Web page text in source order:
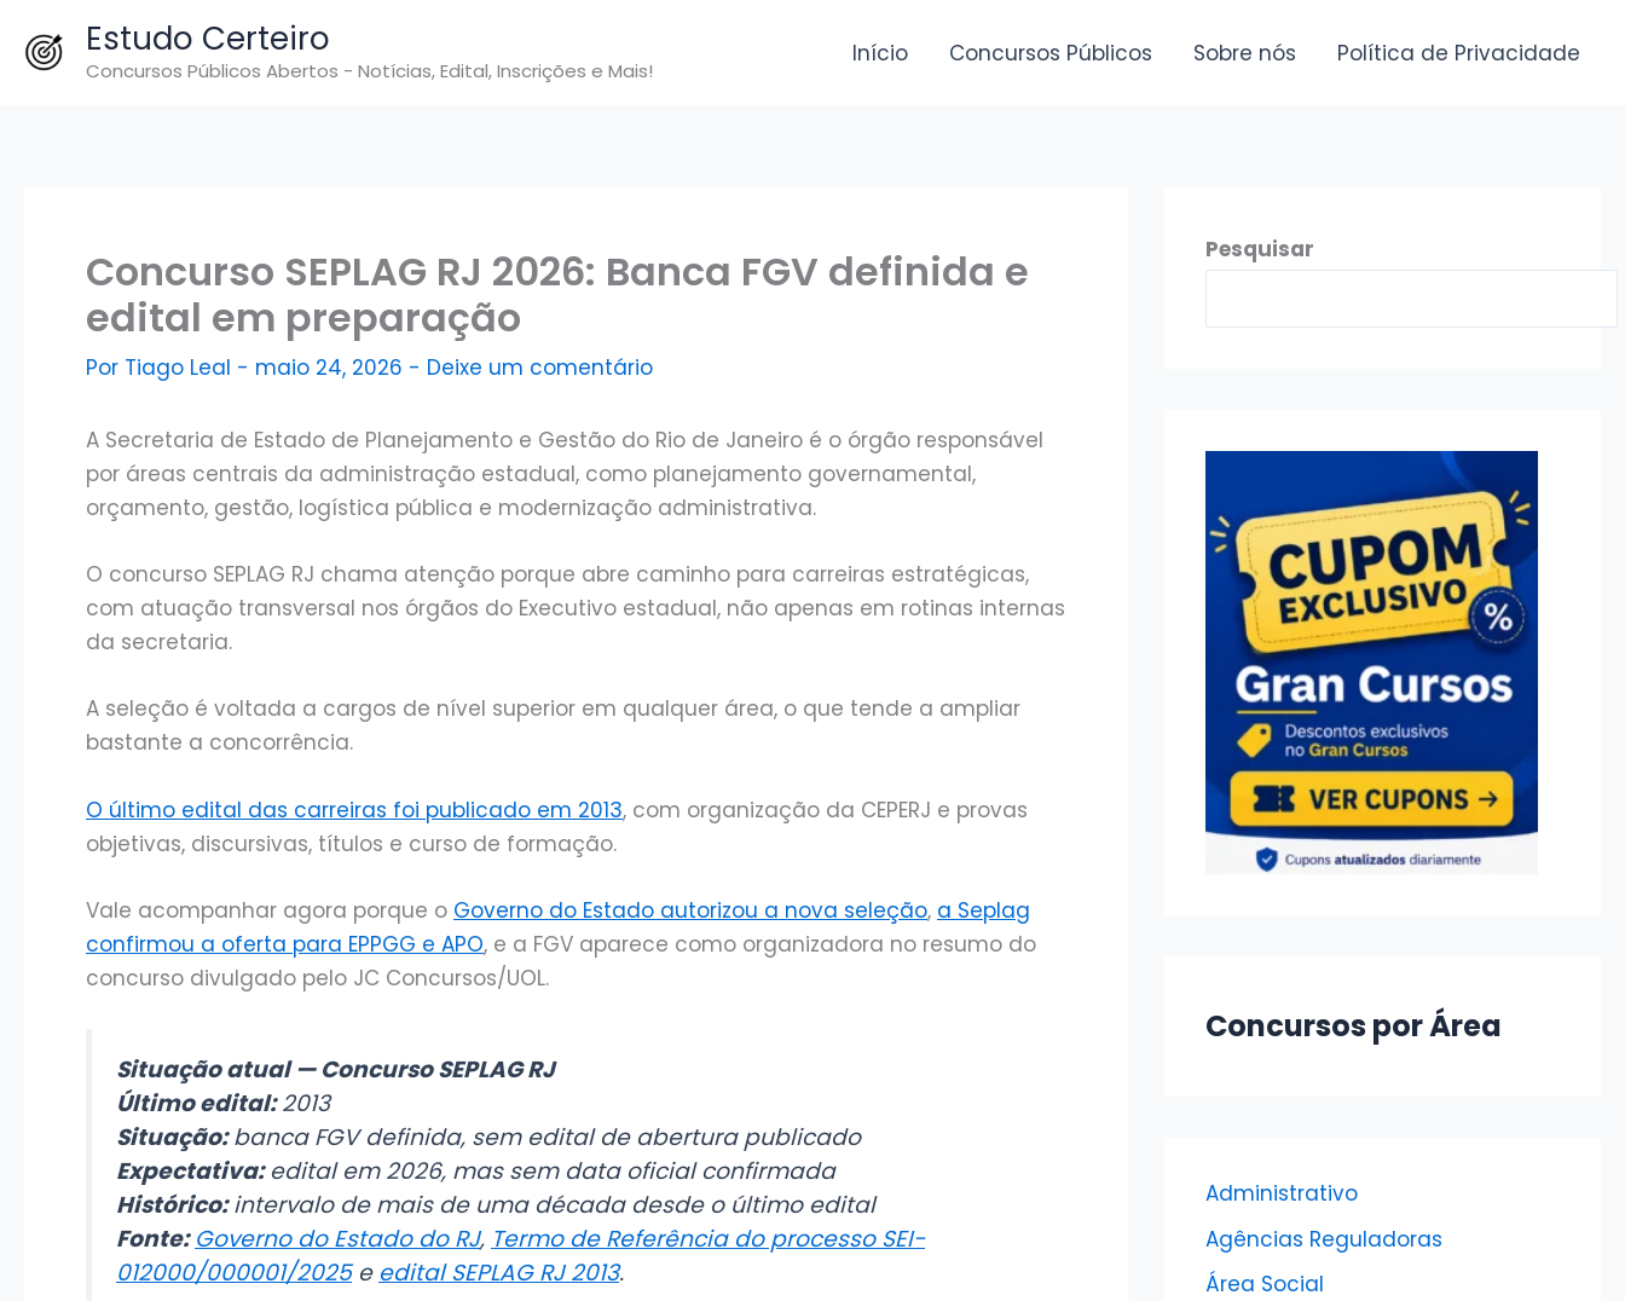
para
Estudo Certeiro
Concursos Públicos Abertos - Notícias, Edital, Inscrições e Mais!
Início Concursos Públicos Sobre nós Política de Privacidade
Concurso SEPLAG RJ 2026: Banca FGV definida e
edital em preparação
Por Tiago Leal - maio 24, 2026 - Deixe um comentário
A Secretaria de Estado de Planejamento e Gestão do Rio de Janeiro é o órgão responsável
por áreas centrais da administração estadual, como planejamento governamental,
orçamento, gestão, logística pública e modernização administrativa.
O concurso SEPLAG RJ chama atenção porque abre caminho para carreiras estratégicas,
com atuação transversal nos órgãos do Executivo estadual, não apenas em rotinas internas
da secretaria.
A seleção é voltada a cargos de nível superior em qualquer área, o que tende a ampliar
bastante a concorrência.
O último edital das carreiras foi publicado em 2013, com organização da CEPERJ e provas
objetivas, discursivas, títulos e curso de formação.
Vale acompanhar agora porque o Governo do Estado autorizou a nova seleção, a Seplag
confirmou a oferta para EPPGG e APO, e a FGV aparece como organizadora no resumo do
concurso divulgado pelo JC Concursos/UOL.
Situação atual — Concurso SEPLAG RJ
Último edital:2013
Situação:banca FGV definida, sem edital de abertura publicado
Expectativa:edital em 2026, mas sem data oficial confirmada
Histórico:intervalo de mais de uma década desde o último edital
Fonte: Governo do Estado do RJ, Termo de Referência do processo SEI-
012000/000001/2025eedital SEPLAG RJ 2013.
Pesquisar
Concursos por Área
Administrativo
Agências Reguladoras
Área Social